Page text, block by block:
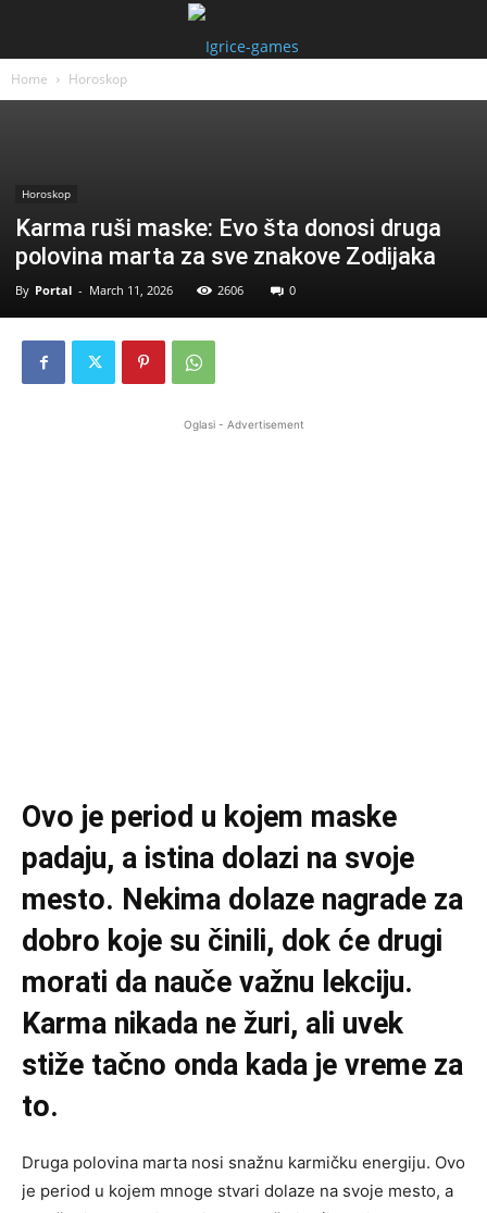
Home Horoskop
Horoskop
Karma ruši maske: Evo šta donosi druga
polovina marta za sve znakove Zodijaka
By Portal - March 11, 2026 2606 0
Oglasi - Advertisement
Ovo je period u kojem maske
padaju, a istina dolazi na svoje
mesto. Nekima dolaze nagrade za
dobro koje su činili, dok će drugi
morati da nauče važnu lekciju.
Karma nikada ne žuri, ali uvek
stiže tačno onda kada je vreme za
to.
Druga polovina marta nosi snažnu karmičku energiju. Ovo
je period u kojem mnoge stvari dolaze na svoje mesto, a